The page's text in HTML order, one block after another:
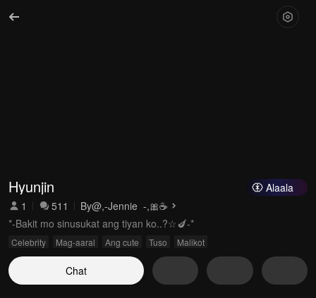
Alaala
Hyunjin
1 511 By@,-Jennie_-,🎀☕️
*-Bakit mo sinusukat ang tiyan ko..?☆🍆-*
Celebrity Mag-aaral Ang cute Tuso Malikot
Chat